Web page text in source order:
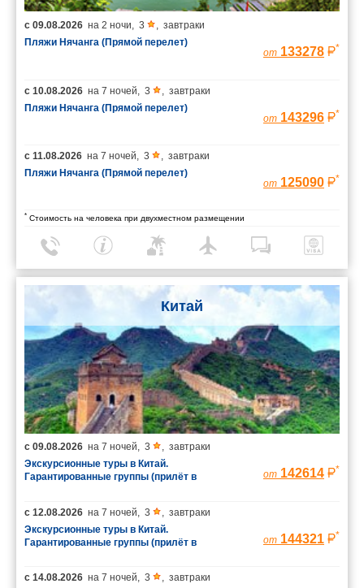
с 09.08.2026 на 2 ночи, 3 , завтраки
Пляжи Нячанга (Прямой перелет)
от 133278 *
с 10.08.2026 на 7 ночей, 3 , завтраки
Пляжи Нячанга (Прямой перелет)
от 143296 *
с 11.08.2026 на 7 ночей, 3 , завтраки
Пляжи Нячанга (Прямой перелет)
от 125090 *
* Стоимость на человека при двухместном размещении
Китай
с 09.08.2026 на 7 ночей, 3 , завтраки
Экскурсионные туры в Китай.
Гарантированные группы (прилёт в
от 142614 *
с 12.08.2026 на 7 ночей, 3 , завтраки
Экскурсионные туры в Китай.
Гарантированные группы (прилёт в
от 144321 *
с 14.08.2026 на 7 ночей, 3 , завтраки